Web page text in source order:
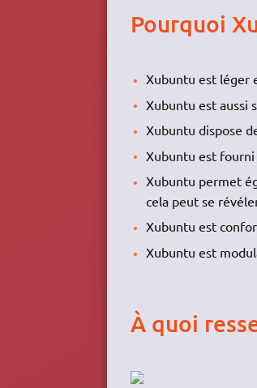
Pourquoi
Xubuntu est léger
Xubuntu est aussi
Xubuntu dispose
Xubuntu est
Xubuntu permet
cela peut se
Xubuntu est
Xubuntu est
À quoi